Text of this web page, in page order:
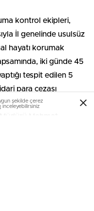
kontrol ekipleri,
İl genelinde usulsüz
hayatı korumak
iki günde 45
tespit edilen 5
para cezası
şekilde çerez
inceleyebilirsiniz